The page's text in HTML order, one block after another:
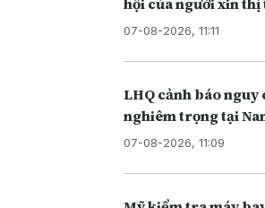
07-08-2026, 11:11
LHQ cảnh báo nguy
nghiêm trọng tại
07-08-2026, 11:09